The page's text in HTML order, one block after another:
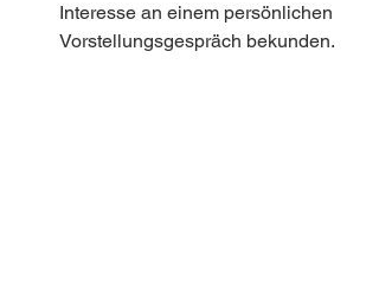
Interesse an einem persönlichen
Vorstellungsgespräch bekunden.